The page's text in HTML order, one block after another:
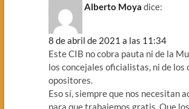
Alberto Moya dice:
8 de abril de 2021 a las 11:34
Este CIB no cobra pauta ni de la
los concejales oficialistas, ni de los
opositores.
Eso sí, siempre que nos necesitan
para que trabajemos gratis. Que